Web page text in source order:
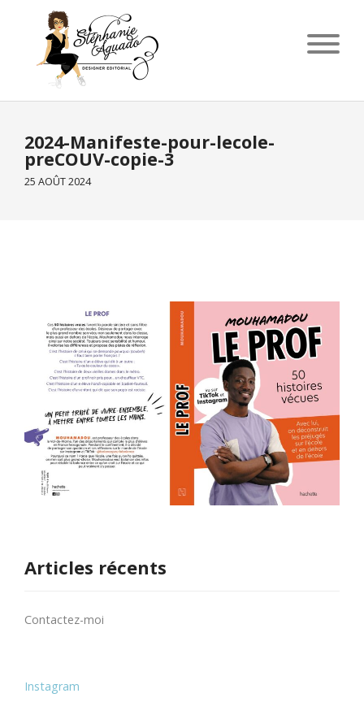
2024-Manifeste-pour-lecole-
preCOUV-copie-3
25 AOÛT 2024
Articles récents
Contactez-moi
Instagram